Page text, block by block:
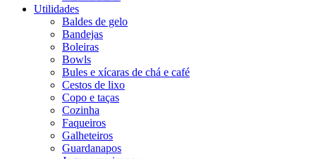
Utilidades
Baldes de gelo
Bandejas
Boleiras
Bowls
Bules e xícaras de chá e café
Cestos de lixo
Copo e taças
Cozinha
Faqueiros
Galheteiros
Guardanapos